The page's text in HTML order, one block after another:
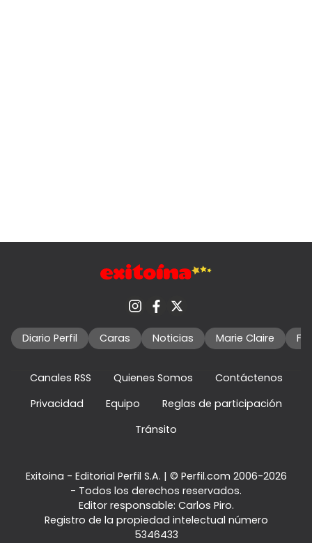
Diario Perfil Caras Noticias Marie Claire
Canales RSS Quienes Somos
Contáctenos
Privacidad
Equipo
Reglas de participación
Tránsito
Exitoina - Editorial Perfil S.A. | © Perfil.com 2006-2026
- Todos los derechos reservados.
Editor responsable: Carlos Piro.
Registro de la propiedad intelectual número
5346433